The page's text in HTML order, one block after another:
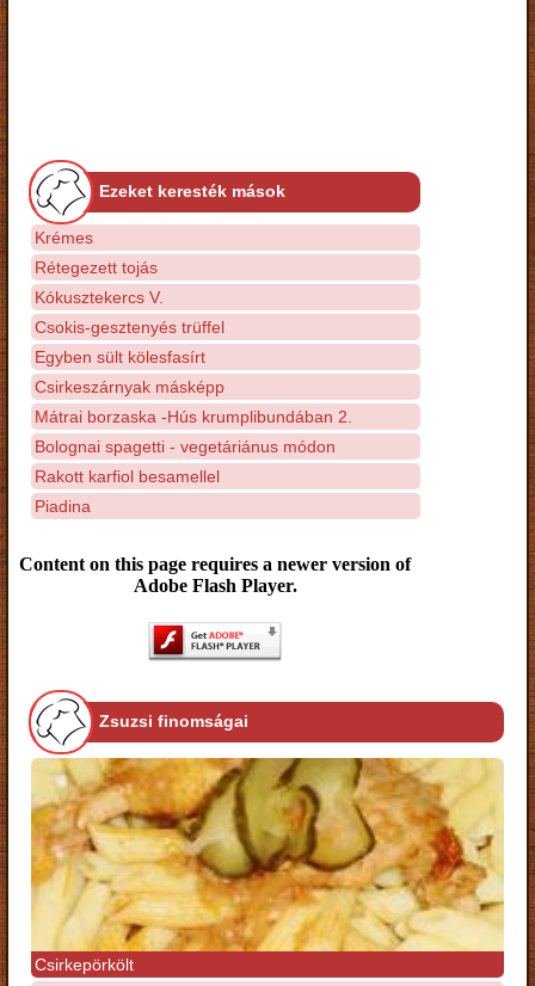
Ezeket keresték mások
Krémes
Rétegezett tojás
Kókusztekercs V.
Csokis-gesztenyés trüffel
Egyben sült kölesfasírt
Csirkeszárnyak másképp
Mátrai borzaska -Hús krumplibundában 2.
Bolognai spagetti - vegetáriánus módon
Rakott karfiol besamellel
Piadina
Content on this page requires a newer version of
Adobe Flash Player.
Zsuzsi finomságai
Csirkepörkölt